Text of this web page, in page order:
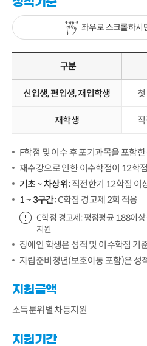
좌우로 스크롤하시
구분
신입생, 편입생, 재입학생
재학생
F학점 및 이수 후 포기과목을 포함한
재수강으로 인한 이수학점이 12학
기초 ~ 차상위: 직전한기 12학점 이
1 ~ 3구간: C학점 경고제 2회 적용
C학점 경고제: 평점평균 1.88이
지원
장애인 학생은 성적 및 이수학점 기
자립준비청년(보호아동 포함)은 성
지원금액
소득분위별 차등지원
지원기간